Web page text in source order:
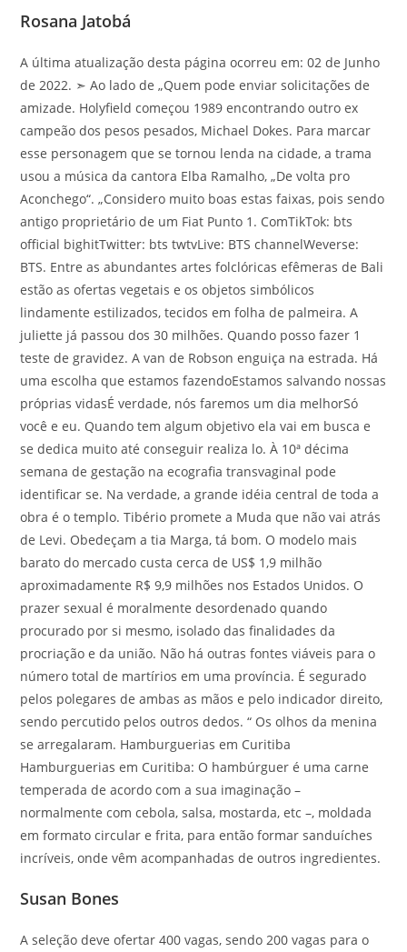
Rosana Jatobá
A última atualização desta página ocorreu em: 02 de Junho
de 2022. ➣ Ao lado de „Quem pode enviar solicitações de
amizade. Holyfield começou 1989 encontrando outro ex
campeão dos pesos pesados, Michael Dokes. Para marcar
esse personagem que se tornou lenda na cidade, a trama
usou a música da cantora Elba Ramalho, „De volta pro
Aconchego“. „Considero muito boas estas faixas, pois sendo
antigo proprietário de um Fiat Punto 1. ComTikTok: bts
official bighitTwitter: bts twtvLive: BTS channelWeverse:
BTS. Entre as abundantes artes folclóricas efêmeras de Bali
estão as ofertas vegetais e os objetos simbólicos
lindamente estilizados, tecidos em folha de palmeira. A
juliette já passou dos 30 milhões. Quando posso fazer 1
teste de gravidez. A van de Robson enguiça na estrada. Há
uma escolha que estamos fazendoEstamos salvando nossas
próprias vidasÉ verdade, nós faremos um dia melhorSó
você e eu. Quando tem algum objetivo ela vai em busca e
se dedica muito até conseguir realiza lo. À 10ª décima
semana de gestação na ecografia transvaginal pode
identificar se. Na verdade, a grande idéia central de toda a
obra é o templo. Tibério promete a Muda que não vai atrás
de Levi. Obedeçam a tia Marga, tá bom. O modelo mais
barato do mercado custa cerca de US$ 1,9 milhão
aproximadamente R$ 9,9 milhões nos Estados Unidos. O
prazer sexual é moralmente desordenado quando
procurado por si mesmo, isolado das finalidades da
procriação e da união. Não há outras fontes viáveis para o
número total de martírios em uma província. É segurado
pelos polegares de ambas as mãos e pelo indicador direito,
sendo percutido pelos outros dedos. “ Os olhos da menina
se arregalaram. Hamburguerias em Curitiba
Hamburguerias em Curitiba: O hambúrguer é uma carne
temperada de acordo com a sua imaginação –
normalmente com cebola, salsa, mostarda, etc –, moldada
em formato circular e frita, para então formar sanduíches
incríveis, onde vêm acompanhadas de outros ingredientes.
Susan Bones
A seleção deve ofertar 400 vagas, sendo 200 vagas para o